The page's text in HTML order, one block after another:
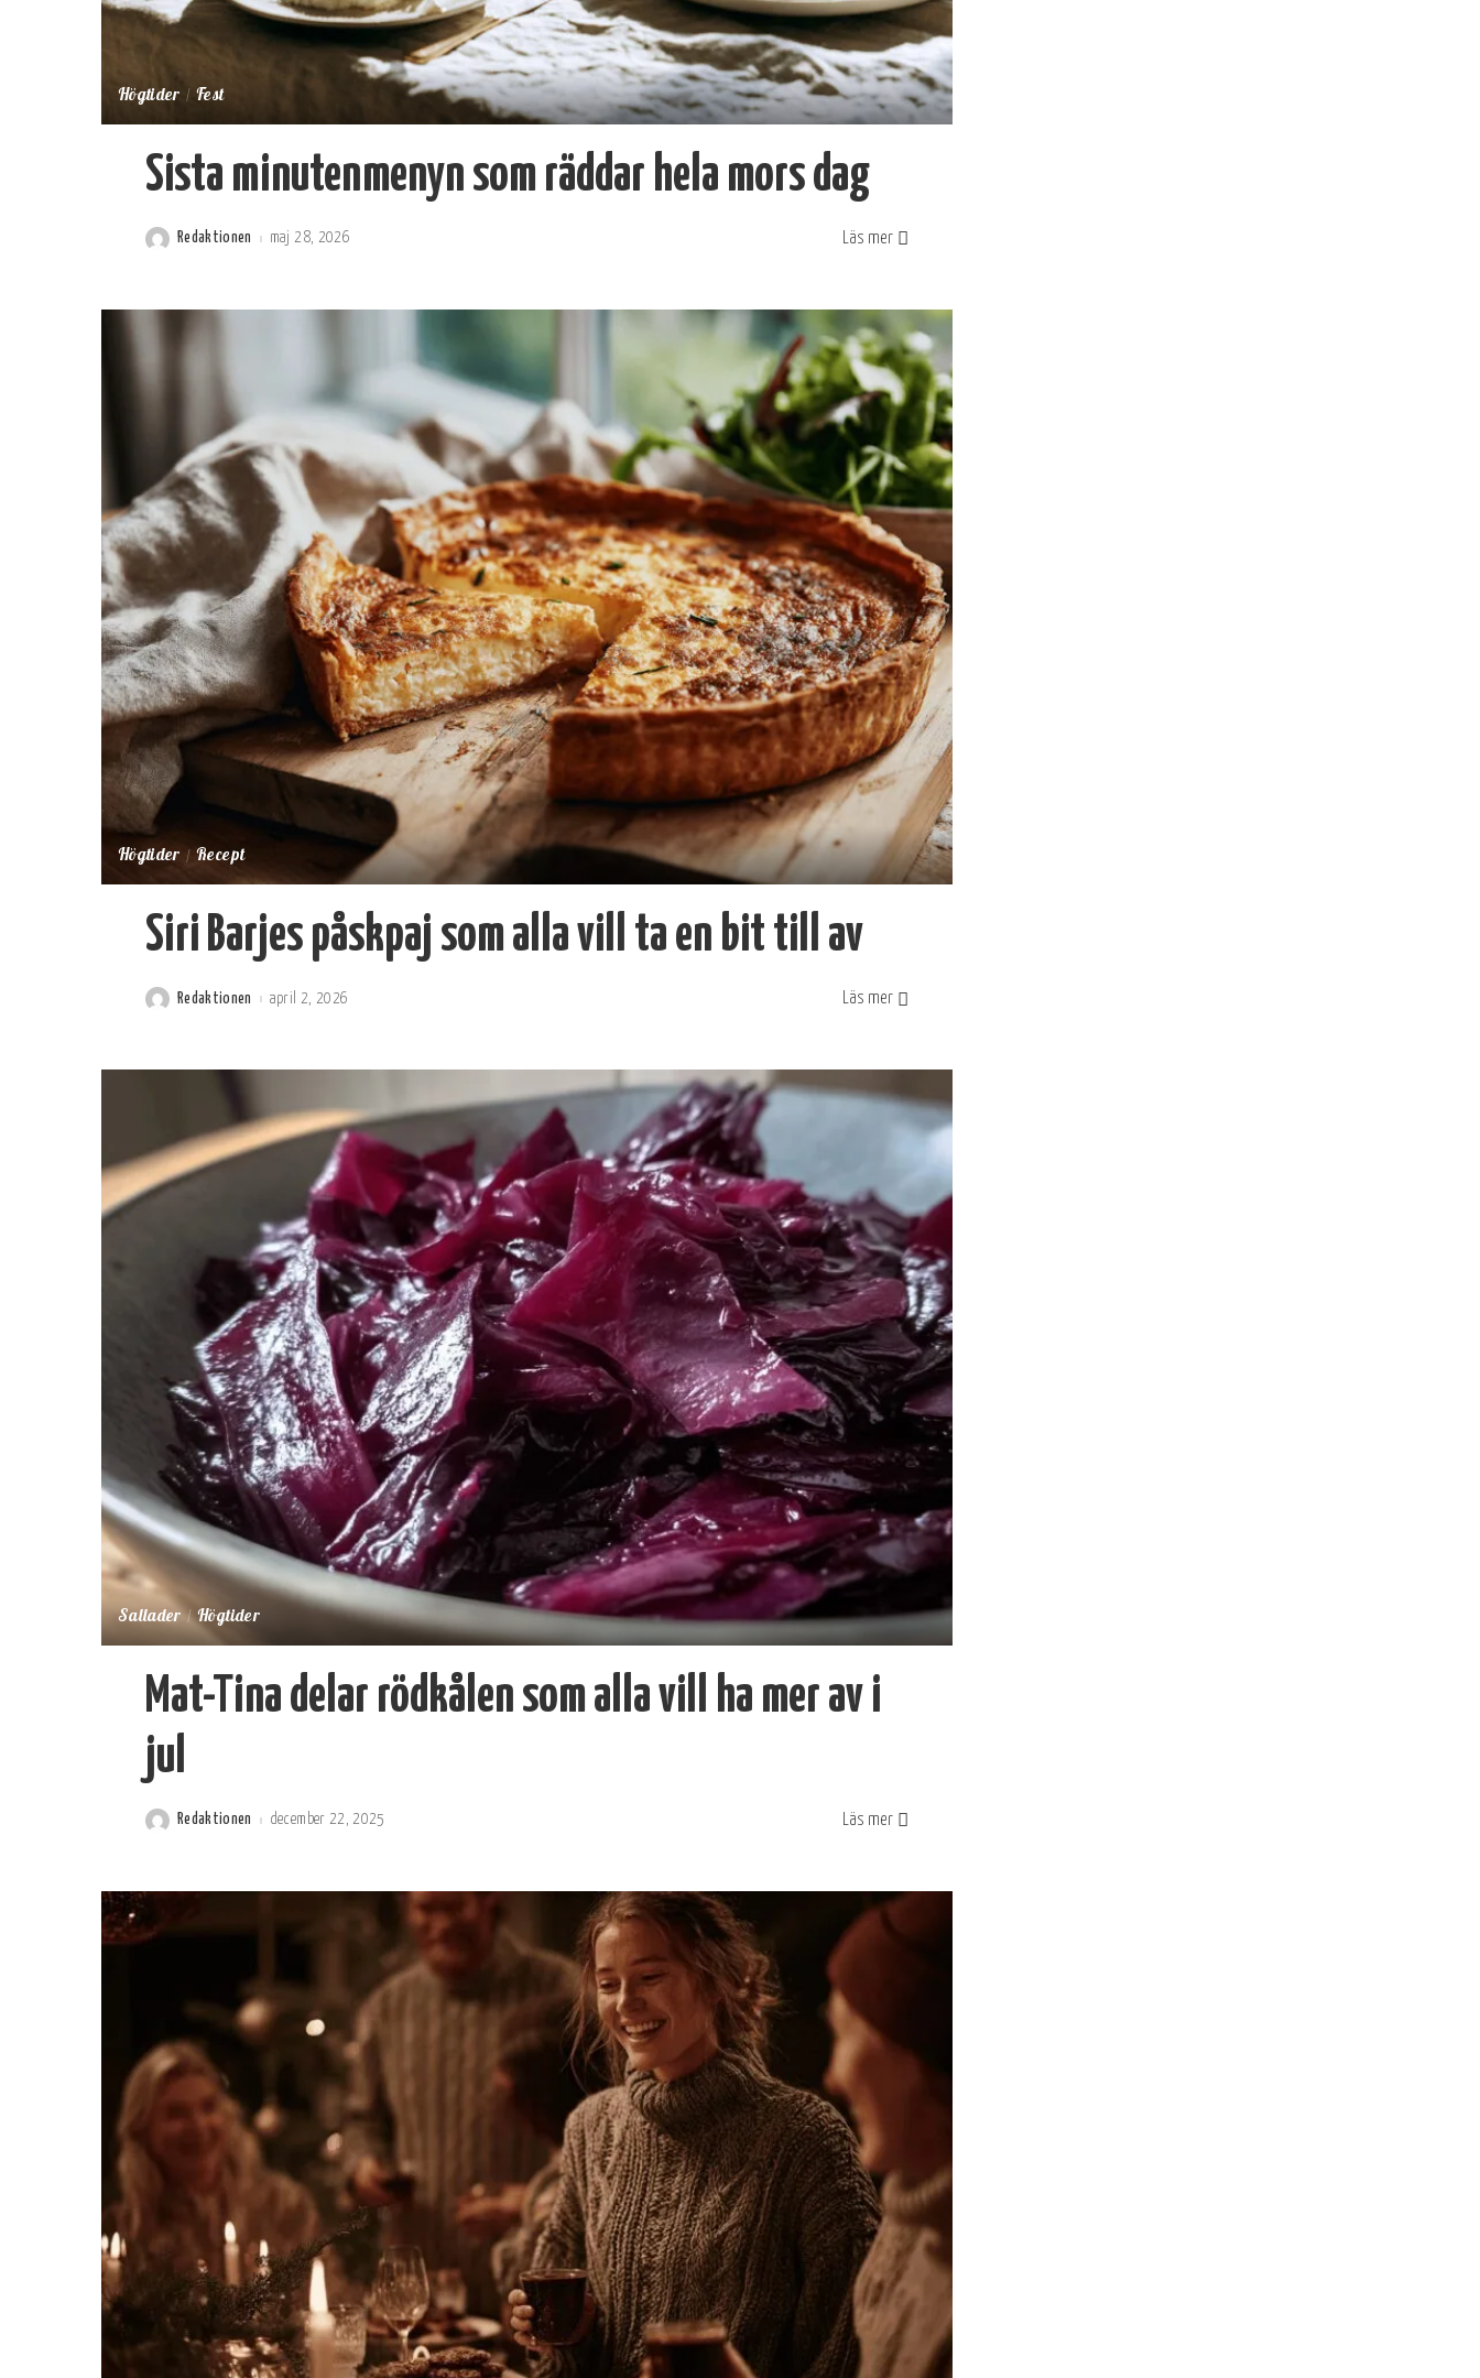
Högtider Fest
Sista minutenmenyn som räddar hela mors dag
PostatRedaktionen maj 28, 2026 Läs mer
Högtider Recept
Siri Barjes påskpaj som alla vill ta en bit till av
PostatRedaktionen april 2, 2026 Läs mer
Sallader Högtider
Mat-Tina delar rödkålen som alla vill ha mer av i
jul
PostatRedaktionen december 22, 2025 Läs mer